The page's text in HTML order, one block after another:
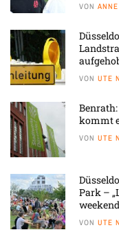
VON
VON UTE
kommt
VON UTE
Park –
VON UTE